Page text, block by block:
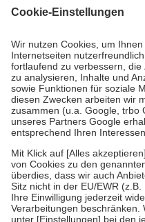
gesetzliche
Kosten dafür, der Versicherte
Grundsätzlich leisten
Prozent des Abgabepreises,
höchstens zehn Euro.Es sind
Kosten der Leistung zu
Diese Regeln gelten
Bei Heilmitteln und häuslicher
Zuzahlung zehn Prozent der
Verordnung.
Um das Engagement der
stärken und die besondere
fallenkeine Zuzahlungenan
• Kindern und Jugendlichen